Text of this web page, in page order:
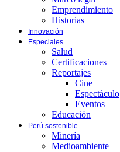
Emprendimiento
Historias
Innovación
Especiales
Salud
Certificaciones
Reportajes
Cine
Espectáculo
Eventos
Educación
Perú sostenible
Minería
Medioambiente